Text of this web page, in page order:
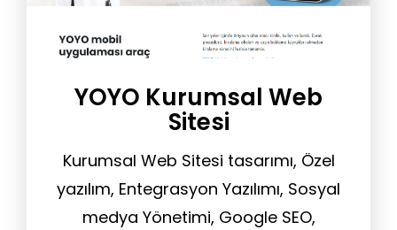
YOYO Kurumsal Web
Sitesi
Kurumsal Web Sitesi tasarımı, Özel
yazılım, Entegrasyon Yazılımı, Sosyal
medya Yönetimi, Google SEO,